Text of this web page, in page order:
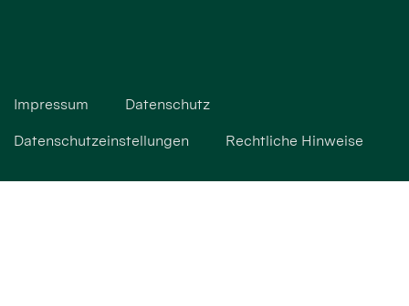
Impressum Datenschutz
Datenschutzeinstellungen Rechtliche Hinweise